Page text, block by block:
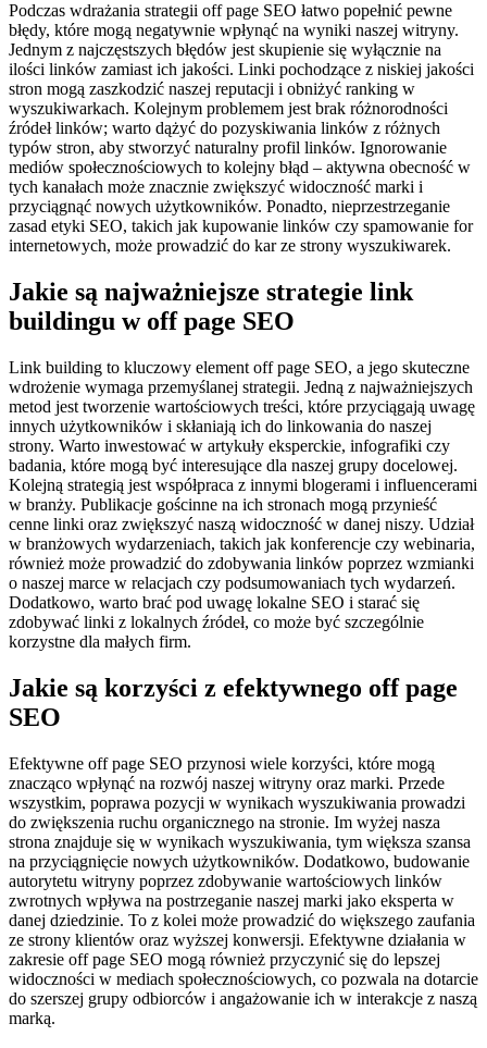
Podczas wdrażania strategii off page SEO łatwo popełnić pewne
błędy, które mogą negatywnie wpłynąć na wyniki naszej witryny.
Jednym z najczęstszych błędów jest skupienie się wyłącznie na
ilości linków zamiast ich jakości. Linki pochodzące z niskiej jakości
stron mogą zaszkodzić naszej reputacji i obniżyć ranking w
wyszukiwarkach. Kolejnym problemem jest brak różnorodności
źródeł linków; warto dążyć do pozyskiwania linków z różnych
typów stron, aby stworzyć naturalny profil linków. Ignorowanie
mediów społecznościowych to kolejny błąd – aktywna obecność w
tych kanałach może znacznie zwiększyć widoczność marki i
przyciągnąć nowych użytkowników. Ponadto, nieprzestrzeganie
zasad etyki SEO, takich jak kupowanie linków czy spamowanie for
internetowych, może prowadzić do kar ze strony wyszukiwarek.
Jakie są najważniejsze strategie link
buildingu w off page SEO
Link building to kluczowy element off page SEO, a jego skuteczne
wdrożenie wymaga przemyślanej strategii. Jedną z najważniejszych
metod jest tworzenie wartościowych treści, które przyciągają uwagę
innych użytkowników i skłaniają ich do linkowania do naszej
strony. Warto inwestować w artykuły eksperckie, infografiki czy
badania, które mogą być interesujące dla naszej grupy docelowej.
Kolejną strategią jest współpraca z innymi blogerami i influencerami
w branży. Publikacje gościnne na ich stronach mogą przynieść
cenne linki oraz zwiększyć naszą widoczność w danej niszy. Udział
w branżowych wydarzeniach, takich jak konferencje czy webinaria,
również może prowadzić do zdobywania linków poprzez wzmianki
o naszej marce w relacjach czy podsumowaniach tych wydarzeń.
Dodatkowo, warto brać pod uwagę lokalne SEO i starać się
zdobywać linki z lokalnych źródeł, co może być szczególnie
korzystne dla małych firm.
Jakie są korzyści z efektywnego off page
SEO
Efektywne off page SEO przynosi wiele korzyści, które mogą
znacząco wpłynąć na rozwój naszej witryny oraz marki. Przede
wszystkim, poprawa pozycji w wynikach wyszukiwania prowadzi
do zwiększenia ruchu organicznego na stronie. Im wyżej nasza
strona znajduje się w wynikach wyszukiwania, tym większa szansa
na przyciągnięcie nowych użytkowników. Dodatkowo, budowanie
autorytetu witryny poprzez zdobywanie wartościowych linków
zwrotnych wpływa na postrzeganie naszej marki jako eksperta w
danej dziedzinie. To z kolei może prowadzić do większego zaufania
ze strony klientów oraz wyższej konwersji. Efektywne działania w
zakresie off page SEO mogą również przyczynić się do lepszej
widoczności w mediach społecznościowych, co pozwala na dotarcie
do szerszej grupy odbiorców i angażowanie ich w interakcje z naszą
marką.